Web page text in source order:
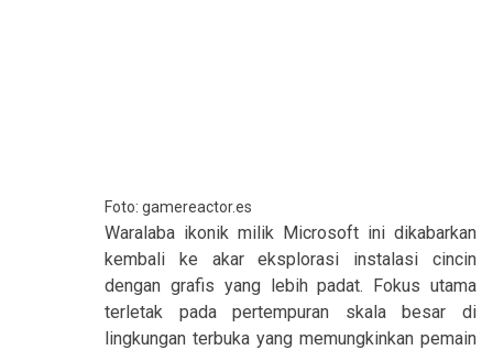
Foto: gamereactor.es
Waralaba ikonik milik Microsoft ini dikabarkan
kembali ke akar eksplorasi instalasi cincin
dengan grafis yang lebih padat. Fokus utama
terletak pada pertempuran skala besar di
lingkungan terbuka yang memungkinkan pemain